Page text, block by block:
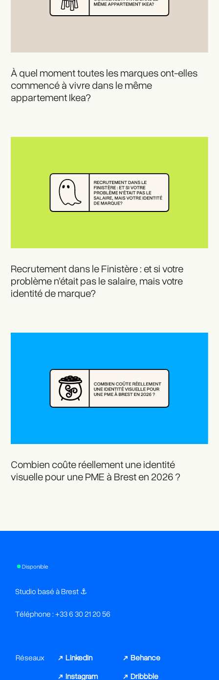
À quel moment toutes les marques ont-elles
commencé à vivre dans le même
appartement Ikea?
Recrutement dans le Finistère : et si votre
problème n’était pas le salaire, mais votre
identité de marque?
Combien coûte réellement une identité
visuelle pour une PME à Brest en 2026 ?
Disponible
Studio basé à Brest ⚓︎
Téléphone : +33 6 30 21 20 56
Réseaux
↗ LinkedIn
↗ Instagram
↗ Behance
↗ Dribbble